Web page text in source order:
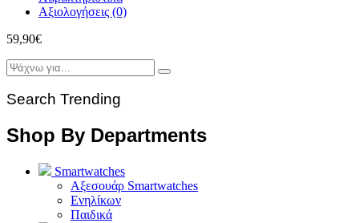
Αξιολογήσεις (0)
59,90€
Search Trending
Shop By Departments
Smartwatches
Αξεσουάρ Smartwatches
Ενηλίκων
Παιδικά